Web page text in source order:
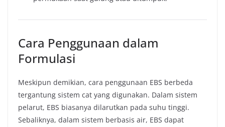
Cara Penggunaan dalam
Formulasi
Meskipun demikian, cara penggunaan EBS berbeda
tergantung sistem cat yang digunakan. Dalam sistem
pelarut, EBS biasanya dilarutkan pada suhu tinggi.
Sebaliknya, dalam sistem berbasis air, EBS dapat